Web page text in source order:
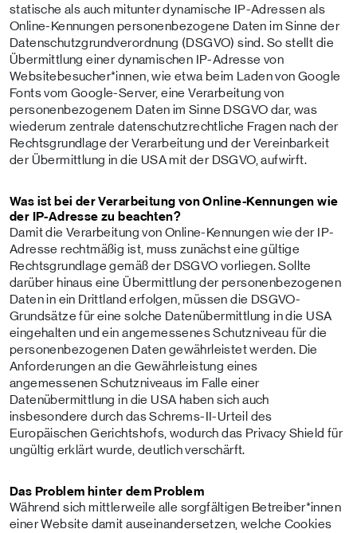
statische als auch mitunter dynamische IP-Adressen als
Online-Kennungen personenbezogene Daten im Sinne der
Datenschutzgrundverordnung (DSGVO) sind. So stellt die
Übermittlung einer dynamischen IP-Adresse von
Websitebesucher*innen, wie etwa beim Laden von Google
Fonts vom Google-Server, eine Verarbeitung von
personenbezogenem Daten im Sinne DSGVO dar, was
wiederum zentrale datenschutzrechtliche Fragen nach der
Rechtsgrundlage der Verarbeitung und der Vereinbarkeit
der Übermittlung in die USA mit der DSGVO, aufwirft.
Was ist bei der Verarbeitung von Online-Kennungen wie
der IP-Adresse zu beachten?
Damit die Verarbeitung von Online-Kennungen wie der IP-
Adresse rechtmäßig ist, muss zunächst eine gültige
Rechtsgrundlage gemäß der DSGVO vorliegen. Sollte
darüber hinaus eine Übermittlung der personenbezogenen
Daten in ein Drittland erfolgen, müssen die DSGVO-
Grundsätze für eine solche Datenübermittlung in die USA
eingehalten und ein angemessenes Schutzniveau für die
personenbezogenen Daten gewährleistet werden. Die
Anforderungen an die Gewährleistung eines
angemessenen Schutzniveaus im Falle einer
Datenübermittlung in die USA haben sich auch
insbesondere durch das Schrems-II-Urteil des
Europäischen Gerichtshofs, wodurch das Privacy Shield für
ungültig erklärt wurde, deutlich verschärft.
Das Problem hinter dem Problem
Während sich mittlerweile alle sorgfältigen Betreiber*innen
einer Website damit auseinandersetzen, welche Cookies